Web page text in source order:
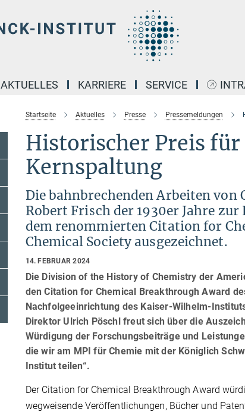
AKTUELLES KARRIERE SERVICE
Startseite Aktuelles Presse Pressemeldungen
Historischer Preis
Kernspaltung
Die bahnbrechenden Arbeiten
Robert Frisch der 1930er Jahre
dem renommierten Citation for
Chemical Society ausgezeichnet.
14. FEBRUAR 2024
Die Division of the History of Chemistry der
den Citation for Chemical Breakthrough Award
Nachfolgeeinrichtung des Kaiser-Wilhelm-
Direktor Ulrich Pöschl freut sich über die
Würdigung der Forschungsbeiträge und
die wir am MPI für Chemie mit der Königlich
Institut teilen“.
Der Citation for Chemical Breakthrough Award
wegweisende Veröffentlichungen, Bücher und